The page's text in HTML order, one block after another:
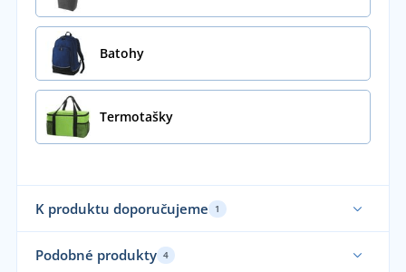
Batohy
Termotašky
K produktu doporučujeme 1
Podobné produkty 4